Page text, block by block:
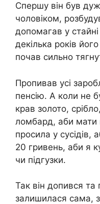
Спершу він був
чоловіком,
допомагав у
декілька років
почав сильно
Пропивав усі
пенсію. А коли не
крав золото,
ломбард, аби мати
просила у сусідів,
20 гривень, аби я
чи підгузки.
Так він допився та
залишилася сама,